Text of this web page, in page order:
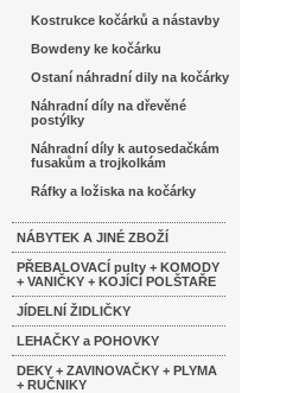
Kostrukce kočárků a nástavby
Bowdeny ke kočárku
Ostaní náhradní dily na kočárky
Náhradní díly na dřevěné
postýlky
Náhradní díly k autosedačkám
fusakům a trojkolkám
Ráfky a ložiska na kočárky
NÁBYTEK A JINÉ ZBOŽÍ
PŘEBALOVACÍ pulty + KOMODY
+ VANIČKY + KOJÍCÍ POLŠTAŘE
JÍDELNÍ ŽIDLIČKY
LEHAČKY a POHOVKY
DEKY + ZAVINOVAČKY + PLYMA
+ RUČNIKY